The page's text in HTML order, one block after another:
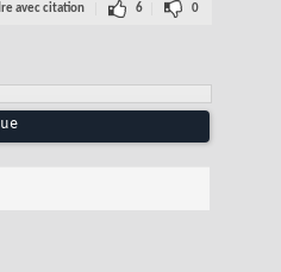
avec citation 6 0